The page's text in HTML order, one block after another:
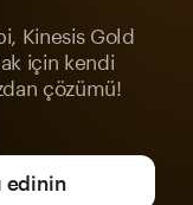
Kinesis Gold
için kendi
çözümü!
edinin